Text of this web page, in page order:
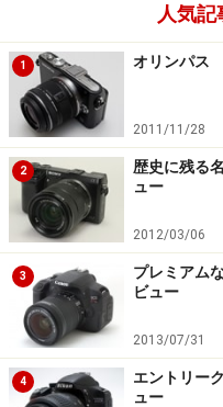
次のページではコンデ
レフを紹介します。
※記事内容は執筆時点のもの
い。
人気
1 オリンパス
2011/11/28
2
歴史に残る
ュー
2012/03/06
3
プレミア
ビュー
2013/07/31
4
エントリー
ュー